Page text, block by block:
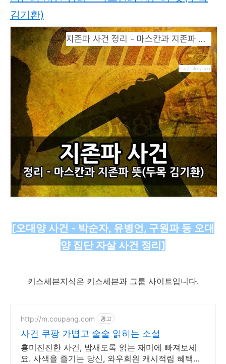
김기환)
지존파 사건 정리 - 마스칸과 지존파 뜻(두목 김기환)
kiss7.tistory.com
[오대양 사건 - 박순자, 유병언, 구원파 등 오대
양 집단 자살 사건 정리]​​
키스세븐지식은 키스세븐과 그룹 사이트입니다.
http://m.coupang.com 광고
사건 쿠팡 가볍고 술술 읽히는 소설
흥미진진한 사건, 밤새도록 읽는 재미에 빠져보세
요. 사색을 즐기는 당신, 와우회원 캐시적립 혜택으